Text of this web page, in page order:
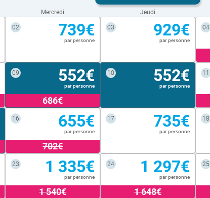
Mercredi Jeudi
02 739€
par personne
03 929€
par personne
04
09 552€
par personne
686€
10 552€
par personne
11
16 655€
par personne
702€
17 735€
par personne
18
23 1 335€
par personne
1 540€
24 1 297€
par personne
1 648€
25